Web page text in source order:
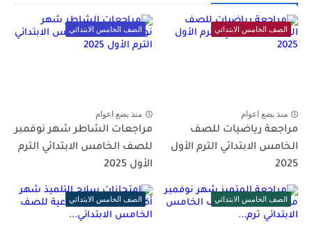
الصف الخامس الابتدائي
منذ بضع اعوام
مراجعة رياضيات للصف
الخامس الابتدائي الترم الأول
2025
الصف الخامس الابتدائي
منذ بضع اعوام
مراجعات الشاطر شهر نوفمبر
للصف الخامس الابتدائي الترم
الأول 2025
الصف الخامس الابتدائي الصف الخامس الابتدائي